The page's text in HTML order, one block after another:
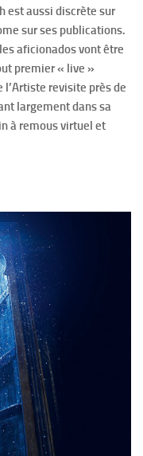
est aussi discrète sur
sur ses publications.
aficionados vont être
premier « live »
revisite près de
largement dans sa
à remous virtuel et